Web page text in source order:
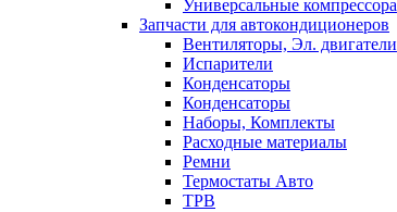
Универсальные компрессора
Запчасти для автокондиционеров
Вентиляторы, Эл. двигатели
Испарители
Конденсаторы
Конденсаторы
Наборы, Комплекты
Расходные материалы
Ремни
Термостаты Авто
ТРВ